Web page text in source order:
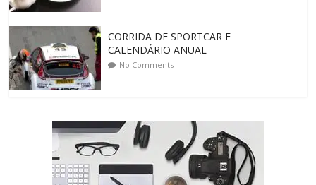
CORRIDA DE SPORTCAR E
CALENDÁRIO ANUAL
No Comments